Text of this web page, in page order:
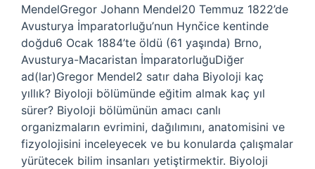
MendelGregor Johann Mendel20 Temmuz 1822’de
Avusturya İmparatorluğu’nun Hynčice kentinde
doğdu6 Ocak 1884’te öldü (61 yaşında) Brno,
Avusturya-Macaristan İmparatorluğuDiğer
ad(lar)Gregor Mendel2 satır daha Biyoloji kaç
yıllık? Biyoloji bölümünde eğitim almak kaç yıl
sürer? Biyoloji bölümünün amacı canlı
organizmaların evrimini, dağılımını, anatomisini ve
fizyolojisini inceleyecek ve bu konularda çalışmalar
yürütecek bilim insanları yetiştirmektir. Biyoloji